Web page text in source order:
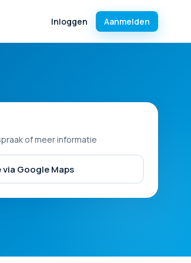
Inloggen Aanmelden
of meer informatie
via Google Maps